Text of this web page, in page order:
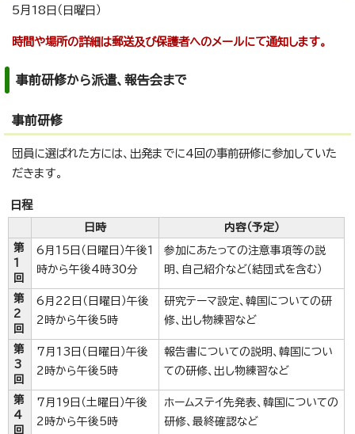
5月18日（日曜日）
時間や場所の詳細は郵送及び保護者へのメールにて通知します。
事前研修から派遣、報告会まで
事前研修
団員に選ばれた方には、出発までに4回の事前研修に参加していた
だきます。
日程
日時
内容（予定）
第
1
回
6月15日（日曜日）午後1
時から午後4時30分
参加にあたっての注意事項等の説
明、自己紹介など（結団式を含む）
第
2
回
6月22日（日曜日）午後
2時から午後5時
研究テーマ設定、韓国についての研
修、出し物練習など
第
3
回
7月13日（日曜日）午後
2時から午後5時
報告書についての説明、韓国につい
ての研修、出し物練習など
第
4
回
7月19日（土曜日）午後
2時から午後5時
ホームステイ先発表、韓国についての
研修、最終確認など